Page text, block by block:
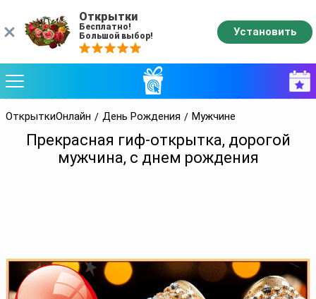
ОткрыткиОнлайн День Рождения Мужчине
Прекрасная гиф-открытка, дорогой
мужчина, с днем рождения
Открытки
Бесплатно!
Большой выбор!
Установить